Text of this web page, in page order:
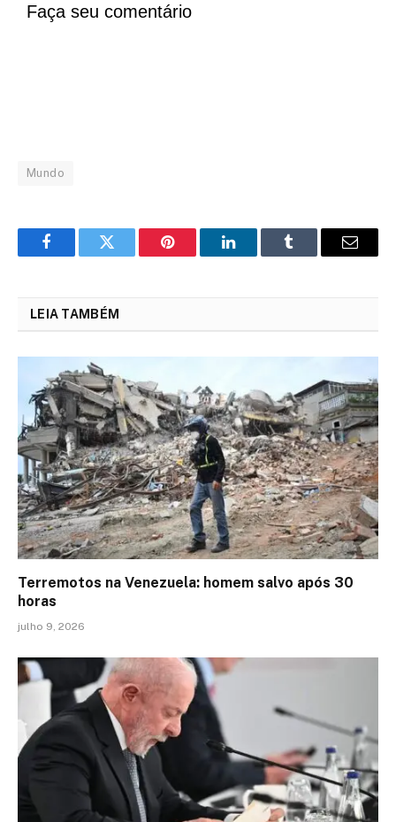
Faça seu comentário
Mundo
FacebookTwitter Pinterest LinkedInTumblr Email
LEIA TAMBÉM
Terremotos na Venezuela: homem salvo após 30
horas
julho 9, 2026